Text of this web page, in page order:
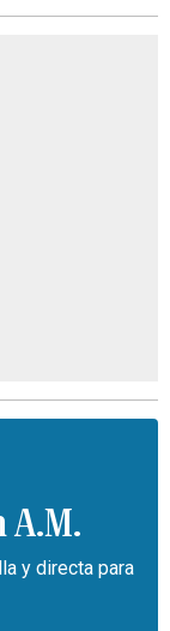
A.M.
y directa para